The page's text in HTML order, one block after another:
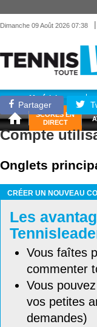
Dimanche 09 Août 2026 07:38 |
Matériel
SCORES EN
DIRECT
Partager
Compte
Onglets
CRÉER UN NOUVEAU
Les
Vous faîtes
commenter
Vous
vos petites
demandes)